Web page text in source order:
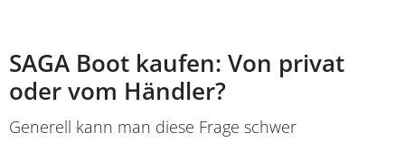
SAGA Boot kaufen: Von privat
oder vom Händler?
Generell kann man diese Frage schwer